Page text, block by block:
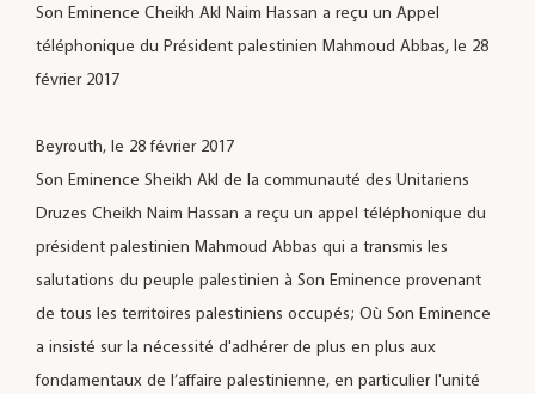
Son Eminence Cheikh Akl Naim Hassan a reçu un Appel
téléphonique du Président palestinien Mahmoud Abbas, le 28
février 2017
Beyrouth, le 28 février 2017
Son Eminence Sheikh Akl de la communauté des Unitariens
Druzes Cheikh Naim Hassan a reçu un appel téléphonique du
président palestinien Mahmoud Abbas qui a transmis les
salutations du peuple palestinien à Son Eminence provenant
de tous les territoires palestiniens occupés; Où Son Eminence
a insisté sur la nécessité d'adhérer de plus en plus aux
fondamentaux de l’affaire palestinienne, en particulier l'unité